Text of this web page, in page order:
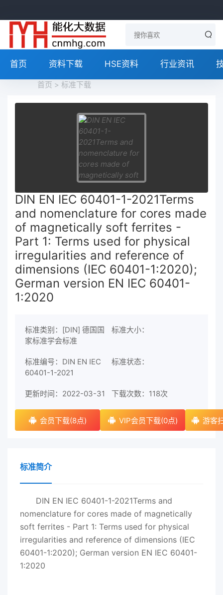
首页 资料下载 HSE资料 行业资讯
首页 > 标准下载
DIN EN IEC 60401-1-2021Terms
and nomenclature for cores made
of magnetically soft ferrites -
Part 1: Terms used for physical
irregularities and reference of
dimensions (IEC 60401-1:2020);
German version EN IEC 60401-
1:2020
标准类别：[DIN] 德国国
家标准学会标准
标准大小：
标准编号：DIN EN IEC
60401-1-2021
标准状态：
更新时间：2022-03-31 下载次数： 118次
会员下载(8点) VIP会员下载(0点) 游客
标准简介
DIN EN IEC 60401-1-2021Terms and
nomenclature for cores made of magnetically
soft ferrites - Part 1: Terms used for physical
irregularities and reference of dimensions (IEC
60401-1:2020); German version EN IEC 60401-
1:2020